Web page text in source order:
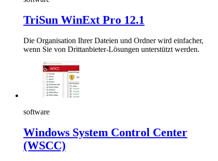
TriSun WinExt Pro 12.1
Die Organisation Ihrer Dateien und Ordner wird einfacher,
wenn Sie von Drittanbieter-Lösungen unterstützt werden.
software
Windows System Control Center
(WSCC)